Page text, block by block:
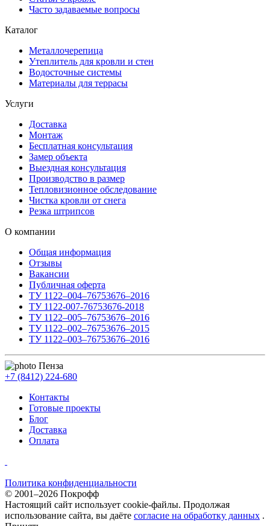
Часто задаваемые вопросы
Каталог
Металлочерепица
Утеплитель для кровли и стен
Водосточные системы
Материалы для террасы
Услуги
Доставка
Монтаж
Бесплатная консультация
Замер объекта
Выездная консультация
Производство в размер
Тепловизионное обследование
Чистка кровли от снега
Резка штрипсов
О компании
Общая информация
Отзывы
Вакансии
Публичная оферта
ТУ 1122–004–76753676–2016
ТУ 1122-007-76753676-2018
ТУ 1122–005–76753676–2016
ТУ 1122–002–76753676–2015
ТУ 1122–003–76753676–2016
Пенза
+7 (8412) 224-680
Контакты
Готовые проекты
Блог
Доставка
Оплата
Политика конфиденциальности
© 2001–2026 Покрофф
Настоящий сайт использует cookie-файлы. Продолжая
использование сайта, вы даёте согласие на обработку данных .